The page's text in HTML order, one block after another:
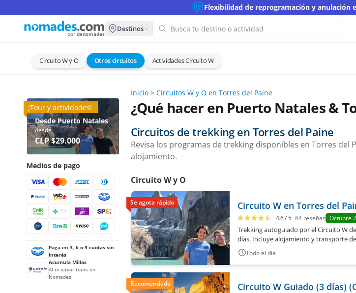
Flexibilidad de reprogramación y anulación
por denomades
Destinos
¡Oops! No hemos encontrado
Intenta con otra palabra clave
Circuito W y O Otros circuitos Actividades Circuito W
¡Tour y actividades!
Desde Puerto Natales
desde
CLP $29.000
Medios de pago
Paga en 3, 6 o 9 cuotas sin
interés
Acumula Millas
Al reservar tours en
Nomades
Inicio > Circuitos W y O en Torres del Paine
¿Qué hacer en Puerto Natales &
Circuitos de trekking en Torres del Paine
Revisa los programas de trekking disponibles en Torres del
alojamiento.
Circuito W y O
Se agota rápido Circuito W en Torres del
4.6/ 5 64 reseñas Octubre
Trekking autoguiado por el Circuito W
días. Incluye alojamiento y transporte
Todo el día
Recomendado Circuito W Guiado (3 días)